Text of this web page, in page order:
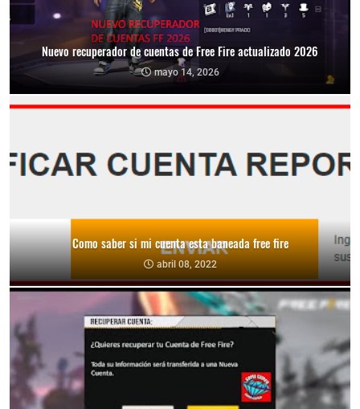
Nuevo recuperador de cuentas de Free Fire actualizado 2026
mayo 14, 2026
Como saber si mi cuenta esta baneada free fire
abril 08, 2022